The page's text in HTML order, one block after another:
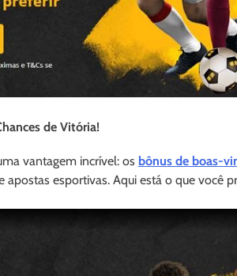
de Vitória!
vantagem incrível: os bônus de boas-
esportivas. Aqui está o que você